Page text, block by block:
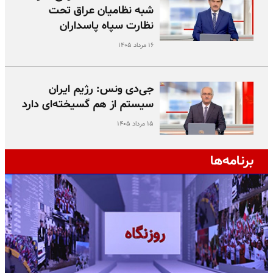
شبه نظامیان عراق تحت
نظارت سپاه پاسداران
۱۶ مرداد ۱۴۰۵
جی‌دی ونس: رژیم ایران
سیستم از هم گسیخته‌ای دارد
۱۵ مرداد ۱۴۰۵
برنامه‌ها